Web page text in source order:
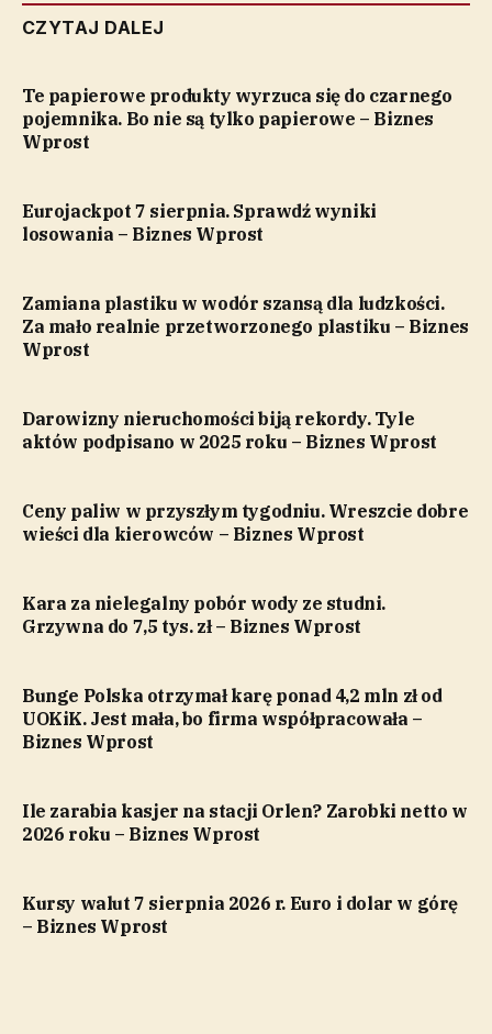
CZYTAJ DALEJ
Te papierowe produkty wyrzuca się do czarnego
pojemnika. Bo nie są tylko papierowe – Biznes
Wprost
Eurojackpot 7 sierpnia. Sprawdź wyniki
losowania – Biznes Wprost
Zamiana plastiku w wodór szansą dla ludzkości.
Za mało realnie przetworzonego plastiku – Biznes
Wprost
Darowizny nieruchomości biją rekordy. Tyle
aktów podpisano w 2025 roku – Biznes Wprost
Ceny paliw w przyszłym tygodniu. Wreszcie dobre
wieści dla kierowców – Biznes Wprost
Kara za nielegalny pobór wody ze studni.
Grzywna do 7,5 tys. zł – Biznes Wprost
Bunge Polska otrzymał karę ponad 4,2 mln zł od
UOKiK. Jest mała, bo firma współpracowała –
Biznes Wprost
Ile zarabia kasjer na stacji Orlen? Zarobki netto w
2026 roku – Biznes Wprost
Kursy walut 7 sierpnia 2026 r. Euro i dolar w górę
– Biznes Wprost